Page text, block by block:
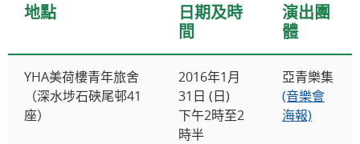
地點
日期及時
間
演出團
體
YHA美荷樓青年旅舍
（深水埗石硤尾邨41
座）
2016年1月
31日 (日)
下午2時至2
時半
亞青樂集
(音樂會
海報)